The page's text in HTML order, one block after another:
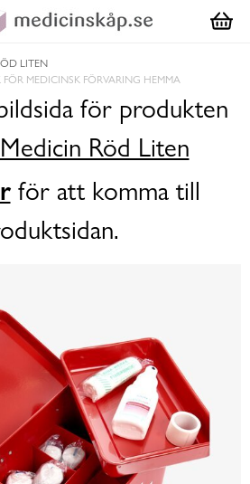
LITEN
MEDICINSK FÖRVARING HEMMA
för produkten
Röd Liten
för att komma till